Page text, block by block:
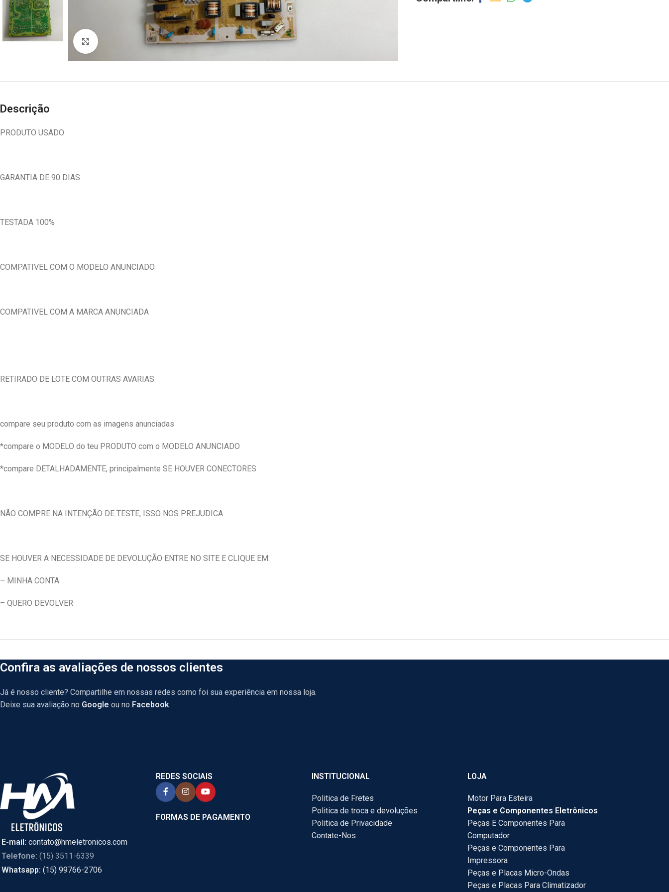
Descrição
PRODUTO USADO
GARANTIA DE 90 DIAS
TESTADA 100%
COMPATIVEL COM O MODELO ANUNCIADO
COMPATIVEL COM A MARCA ANUNCIADA
RETIRADO DE LOTE COM OUTRAS AVARIAS
compare seu produto com as imagens anunciadas
*compare o MODELO do teu PRODUTO com o MODELO ANUNCIADO
*compare DETALHADAMENTE, principalmente SE HOUVER CONECTORES
NÃO COMPRE NA INTENÇÃO DE TESTE, ISSO NOS PREJUDICA
SE HOUVER A NECESSIDADE DE DEVOLUÇÃO ENTRE NO SITE E CLIQUE EM:
– MINHA CONTA
– QUERO DEVOLVER
Confira as avaliações de nossos clientes
Já é nosso cliente? Compartilhe em nossas redes como foi sua experiência em nossa loja.
Deixe sua avaliação no Google ou no Facebook.
E-mail: contato@hmeletronicos.com
Telefone: (15) 3511-6339
Whatsapp: (15) 99766-2706
REDES SOCIAIS
FORMAS DE PAGAMENTO
INSTITUCIONAL
Politica de Fretes
Politica de troca e devoluções
Politica de Privacidade
Contate-Nos
LOJA
Motor Para Esteira
Peças e Componentes Eletrônicos
Peças E Componentes Para
Computador
Peças e Componentes Para
Impressora
Peças e Placas Micro-Ondas
Peças e Placas Para Climatizador